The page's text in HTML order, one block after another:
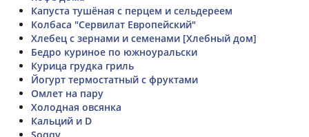
Капуста тушёная с перцем и сельдереем
Колбаса "Сервилат Европейский"
Хлебец с зернами и семенами [Хлебный дом]
Бедро куриное по южноуральски
Курица грудка гриль
Йогурт термостатный с фруктами
Омлет на пару
Холодная овсянка
Кальций и D